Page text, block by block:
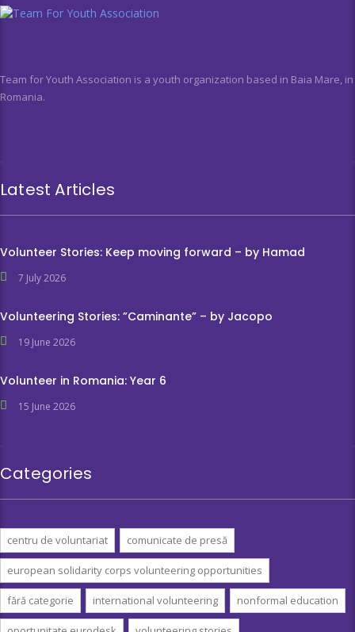
Team for Youth Association is a youth organization based in Baia Mare, in
Romania.
Latest Articles
Volunteer Stories: Keep moving forward – by Hamad
7 July 2026
Volunteering Stories: ”Caminante” – by Jacopo
19 June 2026
Volunteer in Romania: Year 6
15 June 2026
Categories
centru de voluntariat comunicate de presă
european solidarity corps volunteering opportunities
fără categorie international volunteering nonformal education